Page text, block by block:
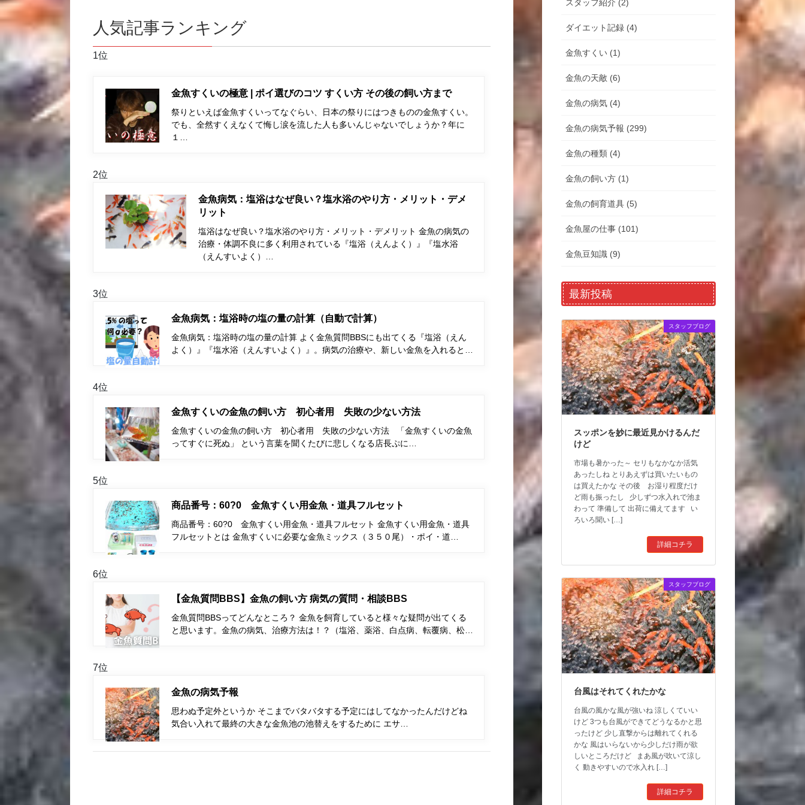
人気記事ランキング
1位
金魚すくいの極意 | ポイ選びのコツ すくい方 その後の飼い方まで
祭りといえば金魚すくいってなぐらい、日本の祭りにはつきものの金魚すくい。
でも、全然すくえなくて悔し涙を流した人も多いんじゃないでしょうか？年に
１…
2位
金魚病気：塩浴はなぜ良い？塩水浴のやり方・メリット・デメ
リット
塩浴はなぜ良い？塩水浴のやり方・メリット・デメリット 金魚の病気の
治療・体調不良に多く利用されている『塩浴（えんよく）』『塩水浴
（えんすいよく）…
3位
金魚病気：塩浴時の塩の量の計算（自動で計算）
金魚病気：塩浴時の塩の量の計算 よく金魚質問BBSにも出てくる『塩浴（えん
よく）』『塩水浴（えんすいよく）』。病気の治療や、新しい金魚を入れると…
4位
金魚すくいの金魚の飼い方 初心者用 失敗の少ない方法
金魚すくいの金魚の飼い方 初心者用 失敗の少ない方法 「金魚すくいの金魚
ってすぐに死ぬ」 という言葉を聞くたびに悲しくなる店長ぷに…
5位
商品番号：60?0 金魚すくい用金魚・道具フルセット
商品番号：60?0 金魚すくい用金魚・道具フルセット 金魚すくい用金魚・道具
フルセットとは 金魚すくいに必要な金魚ミックス（３５０尾）・ポイ・道…
6位
【金魚質問BBS】金魚の飼い方 病気の質問・相談BBS
金魚質問BBSってどんなところ？ 金魚を飼育していると様々な疑問が出てくる
と思います。金魚の病気、治療方法は！？（塩浴、薬浴、白点病、転覆病、松…
7位
金魚の病気予報
思わぬ予定外というか そこまでバタバタする予定にはしてなかったんだけどね
気合い入れて最終の大きな金魚池の池替えをするために エサ…
スタッフ紹介 (2)
ダイエット記録 (4)
金魚すくい (1)
金魚の天敵 (6)
金魚の病気 (4)
金魚の病気予報 (299)
金魚の種類 (4)
金魚の飼い方 (1)
金魚の飼育道具 (5)
金魚屋の仕事 (101)
金魚豆知識 (9)
最新投稿
スタッフブログ
スッポンを妙に最近見かけるんだ
けど
市場も暑かった～ セリもなかなか活気
あったしね とりあえずは買いたいもの
は買えたかな その後 お湿り程度だけ
ど雨も振ったし 少しずつ水入れで池ま
わって 準備して 出荷に備えてます い
ろいろ聞い […]
詳細コチラ
スタッフブログ
台風はそれてくれたかな
台風の風かな風が強いね 涼しくていい
けど 3つも台風ができてどうなるかと思
ったけど 少し直撃からは離れてくれる
かな 風はいらないから少しだけ雨が欲
しいところだけど まあ風が吹いて涼し
く 動きやすいので水入れ […]
詳細コチラ